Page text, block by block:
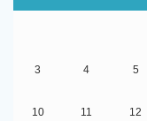
3 4 5
10 11 12